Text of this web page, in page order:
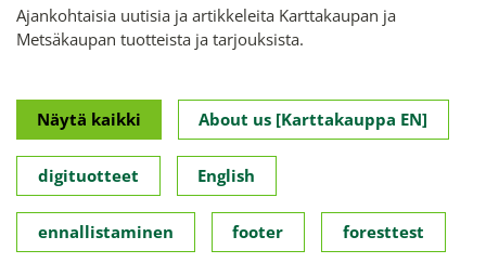
Ajankohtaisia uutisia ja artikkeleita Karttakaupan ja
Metsäkaupan tuotteista ja tarjouksista.
Näytä kaikki About us [Karttakauppa EN]
digituotteet English
ennallistaminen footer foresttest